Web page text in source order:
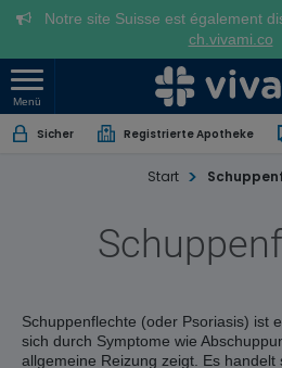
Notre site Suisse est également
ch.vivami.co
Menü
Sicher Registrierte Apotheke
Start
Schuppenflechte (oder Psoriasis) ist
sich durch Symptome wie
allgemeine Reizung zeigt. Es handelt